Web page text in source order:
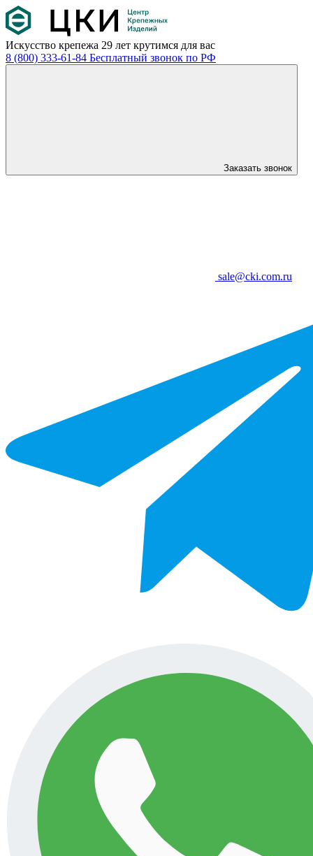
Искусство крепежа 29 лет крутимся для вас
8 (800) 333-61-84 Бесплатный звонок по РФ
Заказать звонок
sale@cki.com.ru